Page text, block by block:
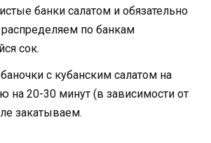
банки салатом и обязательно
по банкам
сок.
с кубанским салатом на
на 20-30 минут (в зависимости от
закатываем.